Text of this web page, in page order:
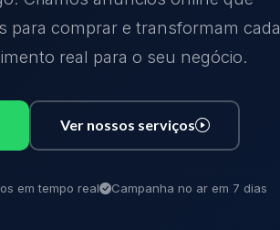
para comprar e transformam cada
real para o seu negócio.
Ver nossos serviços
em tempo real Campanha no ar em 7 dias